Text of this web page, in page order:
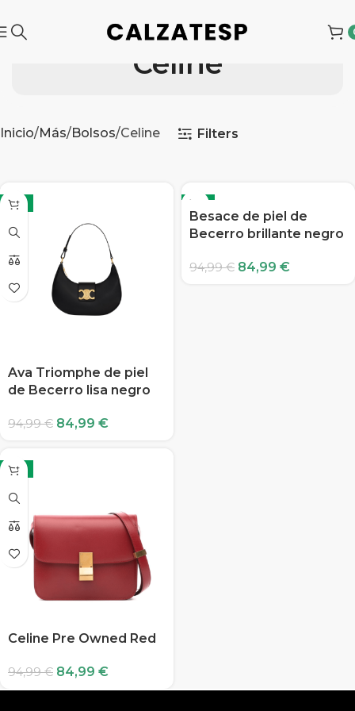
Celine
Inicio Más Bolsos Celine Filters
-11%
Ava Triomphe de piel
de Becerro lisa negro
94,99€ 84,99 €
-11%
Besace de piel de
Becerro brillante negro
94,99€ 84,99 €
-11%
Celine Pre Owned Red
94,99€ 84,99 €